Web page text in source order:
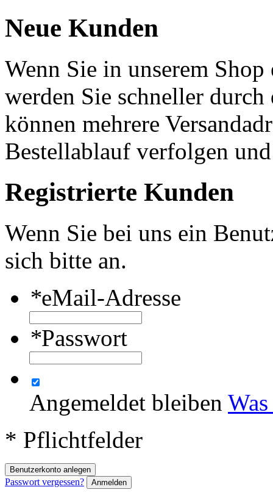
Neue Kunden
Wenn Sie in unserem
werden Sie schneller
können mehrere
Bestellablauf verfolgen
Registrierte Kunden
Wenn Sie bei uns ein
sich bitte an.
*eMail-Adresse
*Passwort
Angemeldet bleiben
* Pflichtfelder
Benutzerkonto anlegen
Passwort vergessen? Anmelden